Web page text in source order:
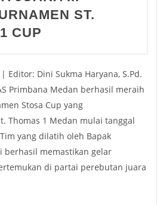
ST.
CUP
Editor: Dini Sukma Haryana, S.Pd.
Primbana Medan berhasil meraih
Stosa Cup yang
Thomas 1 Medan mulai tanggal
yang dilatih oleh Bapak
berhasil memastikan gelar
di partai perebutan juara